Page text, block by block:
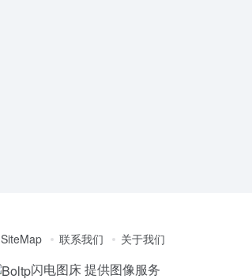
SiteMap 联系我们 关于我们
闪电图床提供图像服务